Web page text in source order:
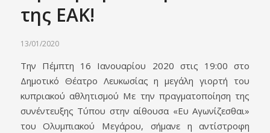
της ΕΑΚ!
13/01/2020
Την Πέμπτη 16 Ιανουαρίου 2020 στις 19:00 στο
Δημοτικό Θέατρο Λευκωσίας η μεγάλη γιορτή του
κυπριακού αθλητισμού Με την πραγματοποίηση της
συνέντευξης Τύπου στην αίθουσα «Ευ Αγωνίζεσθαι»
του Ολυμπιακού Μεγάρου, σήμανε η αντίστροφη